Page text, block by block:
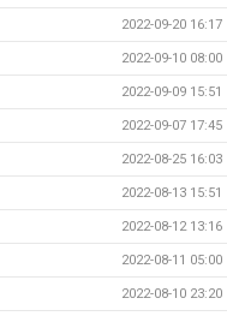
2022-09-20 16:17
2022-09-10 08:00
2022-09-09 15:51
2022-09-07 17:45
2022-08-25 16:03
2022-08-13 15:51
2022-08-12 13:16
2022-08-11 05:00
2022-08-10 23:20